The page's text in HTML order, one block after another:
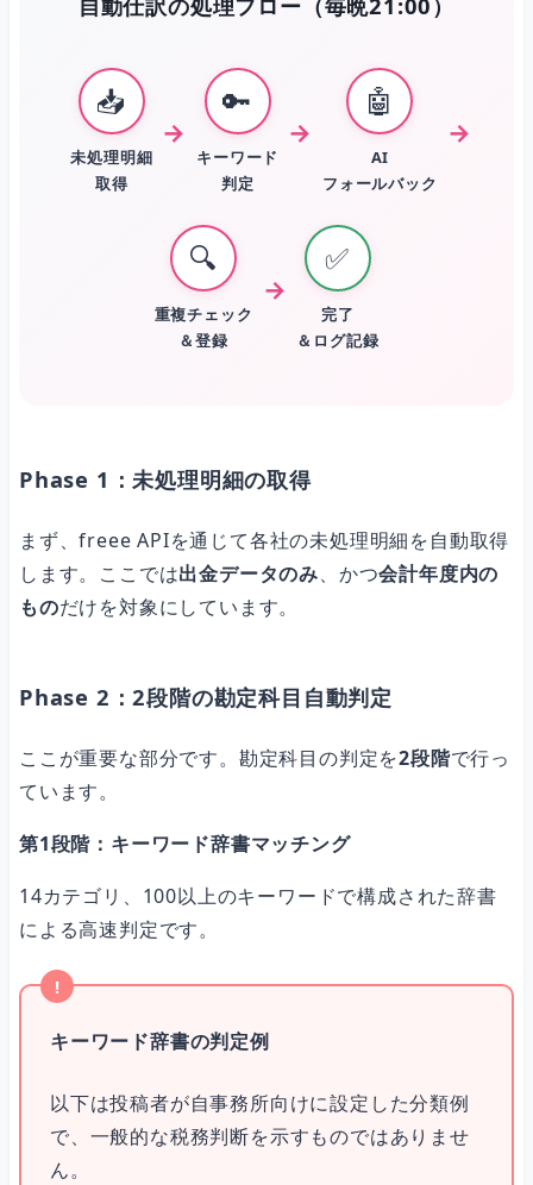
📥
未処理明細
取得
→
🔑
キーワード
判定
→
🤖
AI
フォールバック
→
🔍
重複チェック
＆登録
→
✅
完了
＆ログ記録
Phase 1：未処理明細の取得
まず、freee APIを通じて各社の未処理明細を自動取得
します。ここでは出金データのみ、かつ会計年度内の
ものだけを対象にしています。
Phase 2：2段階の勘定科目自動判定
ここが重要な部分です。勘定科目の判定を2段階で行っ
ています。
第1段階：キーワード辞書マッチング
14カテゴリ、100以上のキーワードで構成された辞書
による高速判定です。
キーワード辞書の判定例
以下は投稿者が自事務所向けに設定した分類例
で、一般的な税務判断を示すものではありませ
ん。